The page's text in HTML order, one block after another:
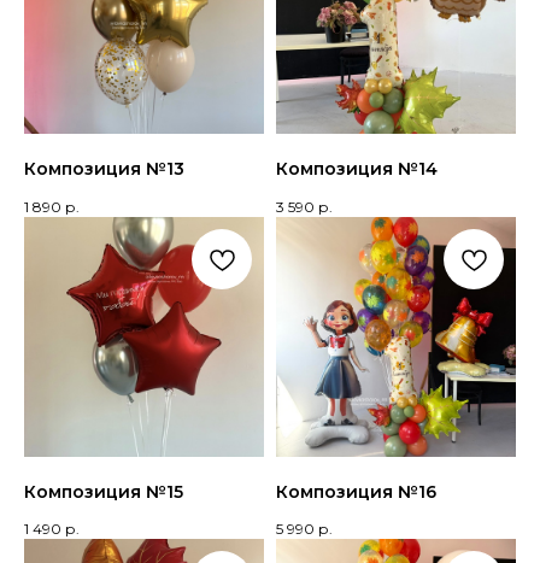
Композиция №13
1 890 р.
Композиция №14
3 590 р.
Композиция №15
1 490 р.
Композиция №16
5 990 р.